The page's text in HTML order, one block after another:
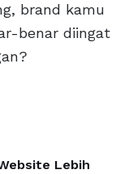
brand kamu
benar diingat
Lebih